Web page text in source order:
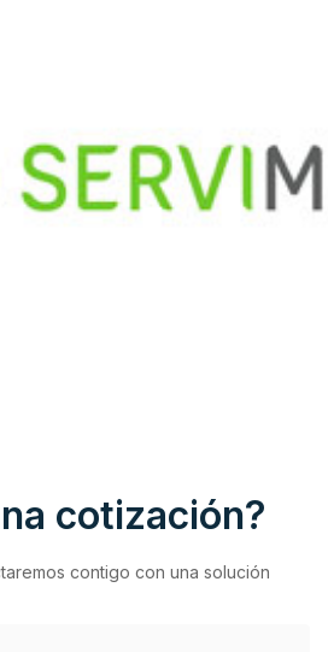
cotización?
contigo con una solución